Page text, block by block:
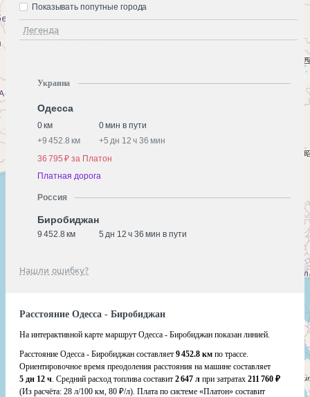
Легенда
Показывать попутные города
Украина
Одесса
0 км
0 мин в пути
+9 452.8 км +5 дн 12 ч 36 мин
36 795 ₽ за Платон
Платная дорога
Россия
Биробиджан
9 452.8 км 5 дн 12 ч 36 мин в пути
Нашли ошибку?
Расстояние Одесса - Биробиджан
На интерактивной карте маршрут Одесса - Биробиджан показан линией.
Расстояние Одесса - Биробиджан составляет 9 452.8 км по трассе.
Ориентировочное время преодоления расстояния на машине составляет
5 дн 12 ч. Средний расход топлива составит 2 647 л при затратах 211 760 ₽
(Из расчёта: 28 л/100 км, 80 ₽/л). Плата по системе «Платон» составит